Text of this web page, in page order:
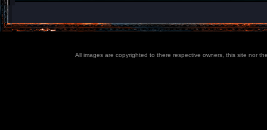
All images are copyrighted to there respective owners, this site nor